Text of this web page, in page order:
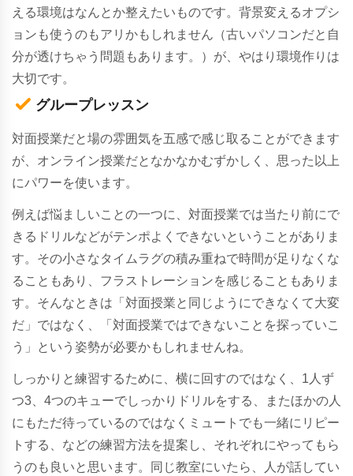
える環境はなんとか整えたいものです。背景変えるオプシ
ョンも使うのもアリかもしれません（古いパソコンだと自
分が透けちゃう問題もあります。）が、やはり環境作りは
大切です。
グループレッスン
対面授業だと場の雰囲気を五感で感じ取ることができます
が、オンライン授業だとなかなかむずかしく、思った以上
にパワーを使います。
例えば悩ましいことの一つに、対面授業では当たり前にで
きるドリルなどがテンポよくできないということがありま
す。その小さなタイムラグの積み重ねで時間が足りなくな
ることもあり、フラストレーションを感じることもありま
す。そんなときは「対面授業と同じようにできなくて大変
だ」ではなく、「対面授業ではできないことを探っていこ
う」という姿勢が必要かもしれませんね。
しっかりと練習するために、横に回すのではなく、1人ず
つ3、4つのキューでしっかりドリルをする、またほかの人
にもただ待っているのではなくミュートでも一緒にリピー
トする、などの練習方法を提案し、それぞれにやってもら
うのも良いと思います。同じ教室にいたら、人が話してい